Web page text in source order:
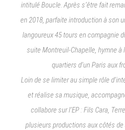
intitulé ​Boucle​. Après s’être fait
en 2018, parfaite introduction à son
langoureux 45 tours en compagnie
suite ​Montreuil-Chapelle​, hymne à
quartiers d’un Paris aux
Loin de se limiter au simple rôle
et réalise sa musique,
collabore sur l’EP : ​Fils Cara,
plusieurs productions aux côtés